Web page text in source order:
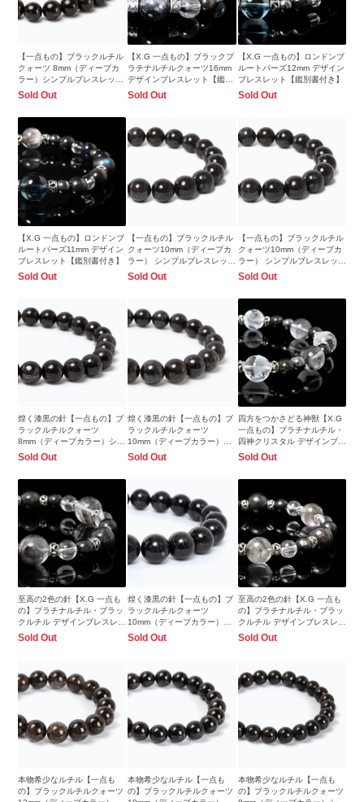
【一点もの】ブラックルチル
クォーツ 8mm（ディープカ
ラー）シンプルブレスレット
【鑑別書付き】
Sold Out
【X.G 一点もの】ブラックプ
ラチナルチルクォーツ16mm
デザインブレスレット【鑑別
書付き】
Sold Out
【X.G 一点もの】ロンドンブ
ルートパーズ12mm デザイン
ブレスレット【鑑別書付き】
Sold Out
【X.G 一点もの】ロンドンブ
ルートパーズ11mm デザイン
ブレスレット【鑑別書付き】
Sold Out
【一点もの】ブラックルチル
クォーツ10mm（ディープカ
ラー） シンプルブレスレット
【鑑別書付き】
Sold Out
【一点もの】ブラックルチル
クォーツ10mm（ディープカ
ラー） シンプルブレスレット
【鑑別書付き】
Sold Out
煌く漆黒の針【一点もの】ブ
ラックルチルクォーツ
8mm（ディープカラー）シン
プルブレスレット
Sold Out
煌く漆黒の針【一点もの】ブ
ラックルチルクォーツ
10mm（ディープカラー）シ
ンプルブレスレット
Sold Out
四方をつかさどる神獣【X.G
一点もの】プラチナルチル・
四神クリスタル デザインブレ
スレット
Sold Out
至高の2色の針【X.G 一点も
の】プラチナルチル・ブラッ
クルチル デザインブレスレッ
ト
Sold Out
煌く漆黒の針【一点もの】ブ
ラックルチルクォーツ
10mm（ディープカラー）シ
ンプルブレスレット
Sold Out
至高の2色の針【X.G 一点も
の】プラチナルチル・ブラッ
クルチル デザインブレスレッ
ト
Sold Out
本物希少なルチル【一点も
の】ブラックルチルクォーツ
本物希少なルチル【一点も
の】ブラックルチルクォーツ
本物希少なルチル【一点も
の】ブラックルチルクォーツ